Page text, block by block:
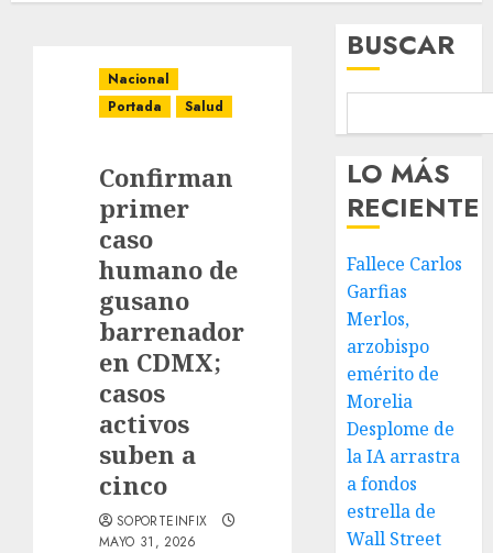
Nacional
Portada
Salud
Confirman
primer
caso
humano de
gusano
barrenador
en CDMX;
casos
activos
suben a
cinco
SOPORTEINFIX
MAYO 31, 2026
BUSCAR
LO MÁS
RECIENTE
Fallece Carlos
Garfias
Merlos,
arzobispo
emérito de
Morelia
Desplome de
la IA arrastra
a fondos
estrella de
Wall Street